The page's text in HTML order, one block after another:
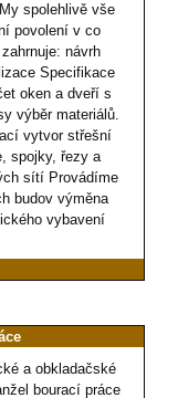
spolehlivě vše
povolení v co
návrh
Specifikace
oken a dveří s
výběr materiálů.
vytvor střešní
spojky, řezy a
sítí Provádíme
budov výměna
vybavení
a obkladačské
bourací práce